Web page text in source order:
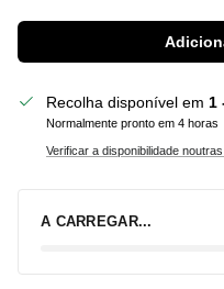
Recolha disponível em 1
Normalmente pronto em 4 horas
Verificar a disponibilidade
A CARREGAR...